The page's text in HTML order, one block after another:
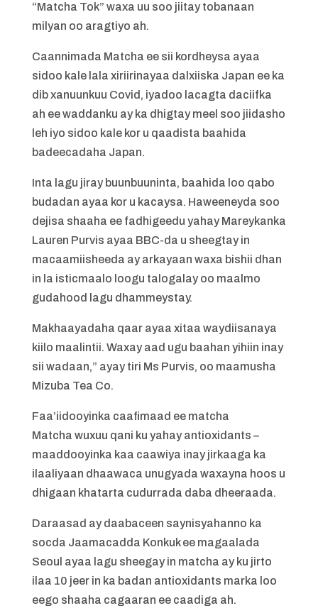
“Matcha Tok” waxa uu soo jiitay tobanaan
milyan oo aragtiyo ah.
Caannimada Matcha ee sii kordheysa ayaa
sidoo kale lala xiriirinayaa dalxiiska Japan ee ka
dib xanuunkuu Covid, iyadoo lacagta daciifka
ah ee waddanku ay ka dhigtay meel soo jiidasho
leh iyo sidoo kale kor u qaadista baahida
badeecadaha Japan.
Inta lagu jiray buunbuuninta, baahida loo qabo
budadan ayaa kor u kacaysa. Haweeneyda soo
dejisa shaaha ee fadhigeedu yahay Mareykanka
Lauren Purvis ayaa BBC-da u sheegtay in
macaamiisheeda ay arkayaan waxa bishii dhan
in la isticmaalo loogu talogalay oo maalmo
gudahood lagu dhammeystay.
Makhaayadaha qaar ayaa xitaa waydiisanaya
kiilo maalintii. Waxay aad ugu baahan yihiin inay
sii wadaan,” ayay tiri Ms Purvis, oo maamusha
Mizuba Tea Co.
Faa’iidooyinka caafimaad ee matcha
Matcha wuxuu qani ku yahay antioxidants –
maaddooyinka kaa caawiya inay jirkaaga ka
ilaaliyaan dhaawaca unugyada waxayna hoos u
dhigaan khatarta cudurrada daba dheeraada.
Daraasad ay daabaceen saynisyahanno ka
socda Jaamacadda Konkuk ee magaalada
Seoul ayaa lagu sheegay in matcha ay ku jirto
ilaa 10 jeer in ka badan antioxidants marka loo
eego shaaha cagaaran ee caadiga ah.